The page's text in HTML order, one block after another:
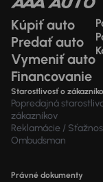
Kúpiť auto
Predať auto
Vymeniť auto
Financovanie
Starostlivosť o
Popredajná
zákazníkov
Reklamácie /
Ombudsman
Právné dokumenty